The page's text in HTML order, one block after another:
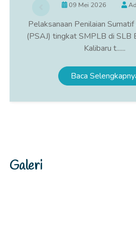
09 Mei 2026 Admin
Pelaksanaan Penilaian Sumatif
(PSAJ) tingkat SMPLB di SLB
Kalibaru t......
Baca Selengkapnya
Galeri